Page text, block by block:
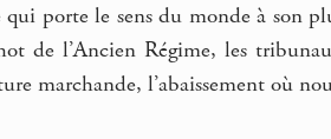
porte le sens du monde à son
de l’Ancien Régime, les
marchande, l’abaissement où